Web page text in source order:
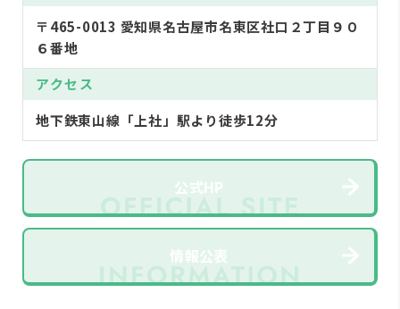
〒465-0013 愛知県名古屋市名東区社口２丁目９０
６番地
アクセス
地下鉄東山線「上社」駅より徒歩12分
公式HP
情報公表